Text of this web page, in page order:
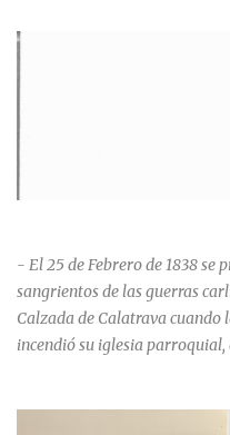
- El 25 de Febrero de 1838 se
sangrientos de las guerras
Calzada de Calatrava
incendió su iglesia
población se inclinó por el